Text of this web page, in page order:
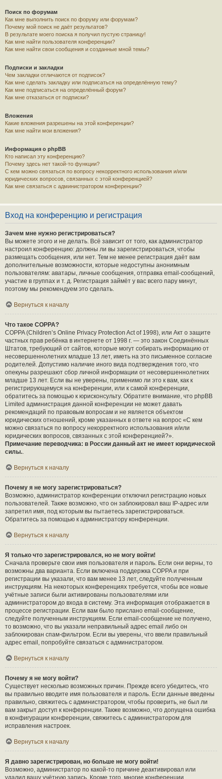
Поиск по форумам
Как мне выполнить поиск по форуму или форумам?
Почему мой поиск не даёт результатов?
В результате моего поиска я получил пустую страницу!
Как мне найти пользователя конференции?
Как мне найти свои сообщения и созданные мной темы?
Подписки и закладки
Чем закладки отличаются от подписок?
Как мне сделать закладку или подписаться на определённую тему?
Как мне подписаться на определённый форум?
Как мне отказаться от подписки?
Вложения
Какие вложения разрешены на этой конференции?
Как мне найти мои вложения?
Информация о phpBB
Кто написал эту конференцию?
Почему здесь нет такой-то функции?
С кем можно связаться по вопросу некорректного использования и/или
юридических вопросов, связанных с этой конференцией?
Как мне связаться с администратором конференции?
Вход на конференцию и регистрация
Зачем мне нужно регистрироваться?
Вы можете этого и не делать. Всё зависит от того, как администратор
настроил конференцию: должны ли вы зарегистрироваться, чтобы
размещать сообщения, или нет. Тем не менее регистрация даёт вам
дополнительные возможности, которые недоступны анонимным
пользователям: аватары, личные сообщения, отправка email-сообщений,
участие в группах и т. д. Регистрация займёт у вас всего пару минут,
поэтому мы рекомендуем это сделать.
Вернуться к началу
Что такое COPPA?
COPPA (Children’s Online Privacy Protection Act of 1998), или Акт о защите
частных прав ребёнка в интернете от 1998 г. — это закон Соединённых
Штатов, требующий от сайтов, которые могут собирать информацию от
несовершеннолетних младше 13 лет, иметь на это письменное согласие
родителей. Допустимо наличие иного вида подтверждения того, что
опекуны разрешают сбор личной информации от несовершеннолетних
младше 13 лет. Если вы не уверены, применимо ли это к вам, как к
регистрирующемуся на конференции, или к самой конференции,
обратитесь за помощью к юрисконсульту. Обратите внимание, что phpBB
Limited администрация данной конференции не может давать
рекомендаций по правовым вопросам и не является объектом
юридических отношений, кроме указанных в ответе на вопрос «С кем
можно связаться по вопросу некорректного использования и/или
юридических вопросов, связанных с этой конференцией?».
Примечание переводчика: в России данный акт не имеет юридической
силы..
Вернуться к началу
Почему я не могу зарегистрироваться?
Возможно, администратор конференции отключил регистрацию новых
пользователей. Также возможно, что он заблокировал ваш IP-адрес или
запретил имя, под которым вы пытаетесь зарегистрироваться.
Обратитесь за помощью к администратору конференции.
Вернуться к началу
Я только что зарегистрировался, но не могу войти!
Сначала проверьте свои имя пользователя и пароль. Если они верны, то
возможны два варианта. Если включена поддержка COPPA и при
регистрации вы указали, что вам менее 13 лет, следуйте полученным
инструкциям. На некоторых конференциях требуется, чтобы все новые
учётные записи были активированы пользователями или
администратором до входа в систему. Эта информация отображается в
процессе регистрации. Если вам было прислано email-сообщение,
следуйте полученным инструкциям. Если email-сообщение не получено,
то возможно, что вы указали неправильный адрес email либо он
заблокирован спам-фильтром. Если вы уверены, что ввели правильный
адрес email, попробуйте связаться с администратором.
Вернуться к началу
Почему я не могу войти?
Существует несколько возможных причин. Прежде всего убедитесь, что
вы правильно вводите имя пользователя и пароль. Если данные введены
правильно, свяжитесь с администратором, чтобы проверить, не был ли
вам закрыт доступ к конференции. Также возможно, что допущена ошибка
в конфигурации конференции, свяжитесь с администратором для
исправления настроек.
Вернуться к началу
Я давно зарегистрирован, но больше не могу войти!
Возможно, администратор по какой-то причине деактивировал или
удалил вашу учётную запись. Кроме того, многие конференции